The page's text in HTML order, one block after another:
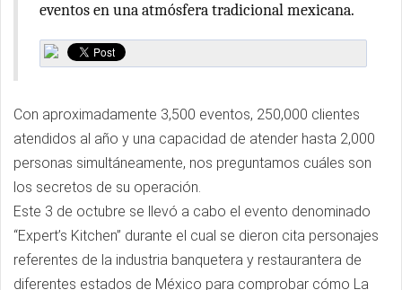
eventos en una atmósfera tradicional mexicana.
Con aproximadamente 3,500 eventos, 250,000 clientes
atendidos al año y una capacidad de atender hasta 2,000
personas simultáneamente, nos preguntamos cuáles son
los secretos de su operación.
Este 3 de octubre se llevó a cabo el evento denominado
“Expert’s Kitchen” durante el cual se dieron cita personajes
referentes de la industria banquetera y restaurantera de
diferentes estados de México para comprobar cómo La